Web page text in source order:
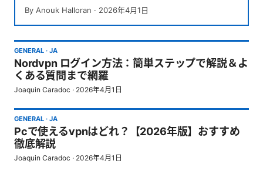
By Anouk Halloran · 2026年4月1日
GENERAL · JA
Nordvpn ログイン方法：簡単ステップで解説＆よ
くある質問まで網羅
Joaquin Caradoc · 2026年4月1日
GENERAL · JA
Pcで使えるvpnはどれ？【2026年版】おすすめ
徹底解説
Joaquin Caradoc · 2026年4月1日